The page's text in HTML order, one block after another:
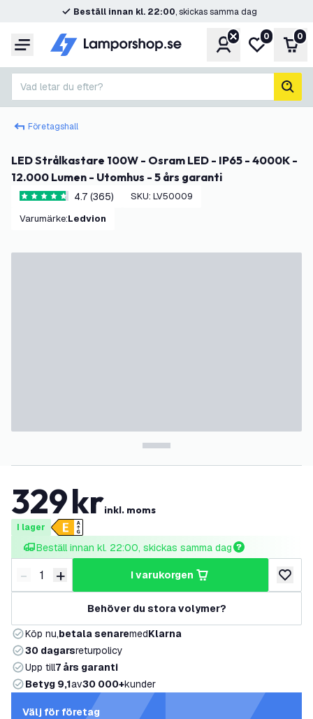
Beställ innan kl. 22:00, skickas samma dag
Meny KontoMin0 0
Vad letar du efter?
sök
Företagshall
LED Strålkastare 100W - Osram LED - IP65 - 4000K -
12.000 Lumen - Utomhus - 5 års garanti
4.7 stjärnbetyg4.7 (365) SKU: LV50009
Varumärke: Ledvion
329krinkl. moms
I lager
Beställ innan kl. 22:00, skickas samma dag
Minska antal
- Öka antal
+ i varukorgen
lägg
Behöver du stora volymer?
Köp nu,betala senaremedKlarna
30 dagarsreturpolicy
Upp till7 års garanti
Betyg 9,1av30 000+kunder
Välj för företag